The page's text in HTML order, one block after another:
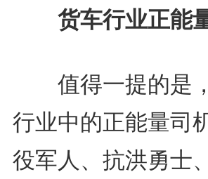
货车行业正能
值得一提的是
行业中的正能量司
役军人、抗洪勇士